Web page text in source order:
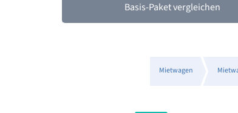
Basis-Paket vergleichen
Mietwagen